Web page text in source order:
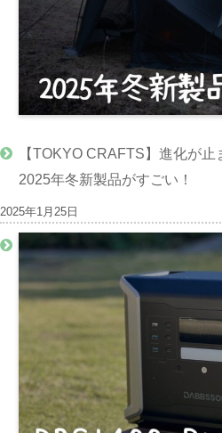
【TOKYO CRAFTS】進化が止
2025年冬新製品がすごい！
2025年1月25日